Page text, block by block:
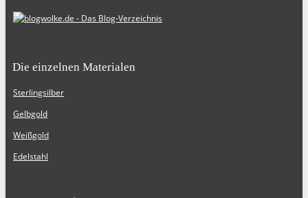
Die einzelnen Materialen
Sterlingsilber
Gelbgold
Weißgold
Edelstahl